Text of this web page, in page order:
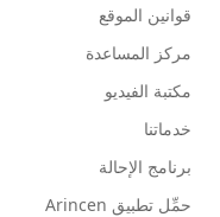
قوانين الموقع
مركز المساعدة
مكتبة الفيديو
خدماتنا
برنامج الإحالة
حمِّل تطبيق Arincen